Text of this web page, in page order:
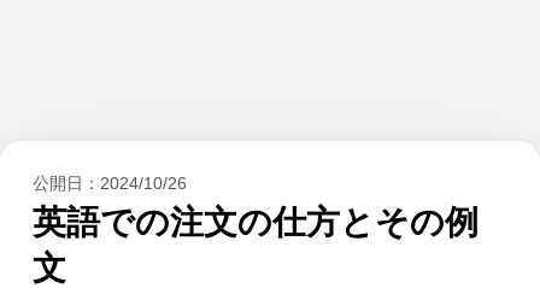
公開日： 2024/10/26
英語での注文の仕方とその例
文